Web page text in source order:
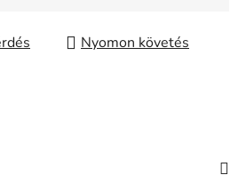
Nyomon követés